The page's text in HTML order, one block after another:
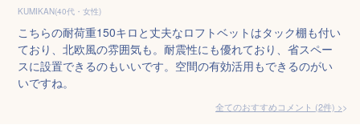
KUMIKAN(40代・女性)
こちらの耐荷重150キロと丈夫なロフトベットはタック棚も付い
ており、北欧風の雰囲気も。耐震性にも優れており、省スペー
スに設置できるのもいいです。空間の有効活用もできるのがい
いですね。
全てのおすすめコメント (2件) >